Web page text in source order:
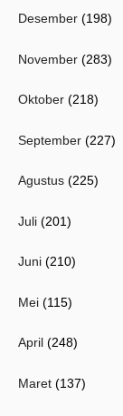
Desember (198)
November (283)
Oktober (218)
September (227)
Agustus (225)
Juli (201)
Juni (210)
Mei (115)
April (248)
Maret (137)